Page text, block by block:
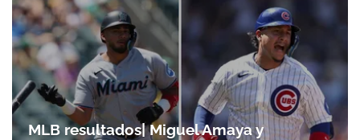
MLB resultados| Miguel Amaya y